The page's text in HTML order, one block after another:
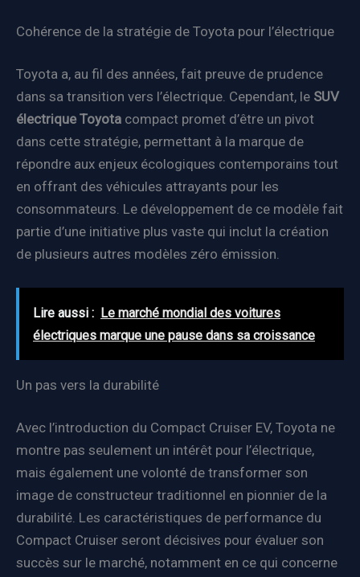
Cohérence de la stratégie de Toyota pour l’électrique
Toyota a, au fil des années, fait preuve de prudence
dans sa transition vers l’électrique. Cependant, le SUV
électrique Toyota compact promet d’être un pivot
dans cette stratégie, permettant à la marque de
répondre aux enjeux écologiques contemporains tout
en offrant des véhicules attrayants pour les
consommateurs. Le développement de ce modèle fait
partie d’une initiative plus vaste qui inclut la création
de plusieurs autres modèles zéro émission.
Lire aussi : Le marché mondial des voitures
électriques marque une pause dans sa croissance
Un pas vers la durabilité
Avec l’introduction du Compact Cruiser EV, Toyota ne
montre pas seulement un intérêt pour l’électrique,
mais également une volonté de transformer son
image de constructeur traditionnel en pionnier de la
durabilité. Les caractéristiques de performance du
Compact Cruiser seront décisives pour évaluer son
succès sur le marché, notamment en ce qui concerne